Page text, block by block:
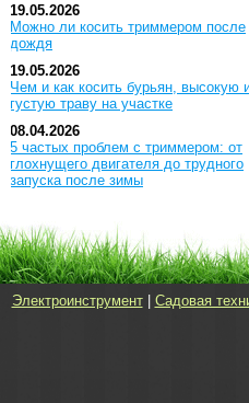
19.05.2026
Можно ли косить триммером после
дождя
19.05.2026
Чем и как косить бурьян, высокую
густую траву на участке
08.04.2026
5 частых проблем с триммером: от
глохнущего двигателя до трудного
запуска после зимы
Электроинструмент| Садовая